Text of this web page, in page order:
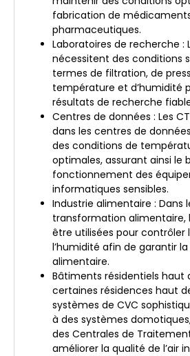
fabrication de
pharmaceutiques.
Laboratoires de recherche :
nécessitent des conditions
termes de filtration, de
température et d’humidité
résultats de recherche
Centres de données : Les
dans les centres de
des conditions de
optimales, assurant ainsi le
fonctionnement des
informatiques sensibles.
Industrie alimentaire : Dans
transformation alimentaire,
être utilisées pour
l’humidité afin de garantir
alimentaire.
Bâtiments résidentiels haut
certaines résidences haut
systèmes de CVC
à des systèmes
des Centrales de
améliorer la qualité de l’air